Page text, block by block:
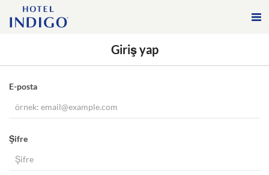
Giriş yap
E-posta
Şifre